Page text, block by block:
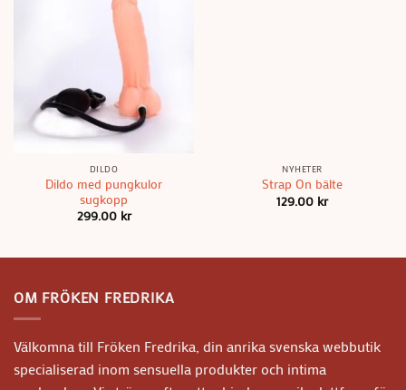
DILDO
Dildo med pungkulor
sugkopp
299.00 kr
NYHETER
Strap On bälte
129.00 kr
OM FRÖKEN FREDRIKA
Välkomna till Fröken Fredrika, din anrika svenska webbutik
specialiserad inom sensuella produkter och intima